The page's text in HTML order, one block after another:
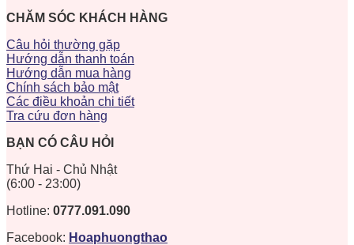
CHĂM SÓC KHÁCH HÀNG
Câu hỏi thường gặp
Hướng dẫn thanh toán
Hướng dẫn mua hàng
Chính sách bảo mật
Các điều khoản chi tiết
Tra cứu đơn hàng
BẠN CÓ CÂU HỎI
Thứ Hai - Chủ Nhật
(6:00 - 23:00)
Hotline: 0777.091.090
Facebook: Hoaphuongthao